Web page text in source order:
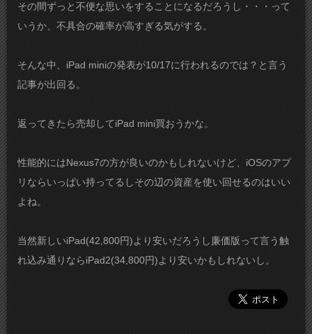
その間ずっと不便な思いをすることになるだろうし・・・って
いうか、不具合の確率が高すぎる気がする。
そんな中、iPad miniの発表が10/17に行われるのでは？と言う
記事が出回る。
返ってきたら売却してiPad mini買おうかな。
性能的にはNexus7の方が良いのかもしれないけど、iOSのアプ
リならいっぱい持ってるしその辺の資産を使い回せるのはいい
よね。
当然新しいiPad(42,800円)より安いだろうし廉価版って言う触
れ込み通りならiPad2(34,800円)より安いかもしれないし。